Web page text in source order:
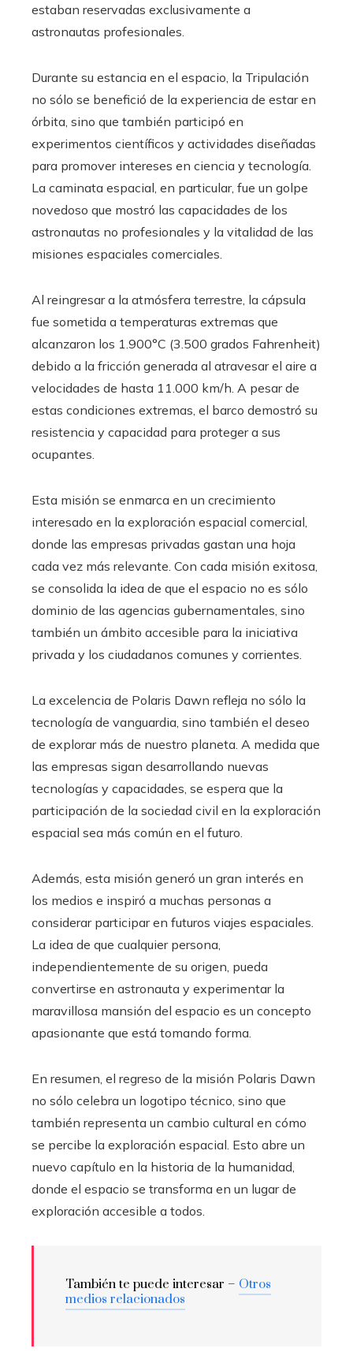
estaban reservadas exclusivamente a
astronautas profesionales.
Durante su estancia en el espacio, la Tripulación
no sólo se benefició de la experiencia de estar en
órbita, sino que también participó en
experimentos científicos y actividades diseñadas
para promover intereses en ciencia y tecnología.
La caminata espacial, en particular, fue un golpe
novedoso que mostró las capacidades de los
astronautas no profesionales y la vitalidad de las
misiones espaciales comerciales.
Al reingresar a la atmósfera terrestre, la cápsula
fue sometida a temperaturas extremas que
alcanzaron los 1.900°C (3.500 grados Fahrenheit)
debido a la fricción generada al atravesar el aire a
velocidades de hasta 11.000 km/h. A pesar de
estas condiciones extremas, el barco demostró su
resistencia y capacidad para proteger a sus
ocupantes.
Esta misión se enmarca en un crecimiento
interesado en la exploración espacial comercial,
donde las empresas privadas gastan una hoja
cada vez más relevante. Con cada misión exitosa,
se consolida la idea de que el espacio no es sólo
dominio de las agencias gubernamentales, sino
también un ámbito accesible para la iniciativa
privada y los ciudadanos comunes y corrientes.
La excelencia de Polaris Dawn refleja no sólo la
tecnología de vanguardia, sino también el deseo
de explorar más de nuestro planeta. A medida que
las empresas sigan desarrollando nuevas
tecnologías y capacidades, se espera que la
participación de la sociedad civil en la exploración
espacial sea más común en el futuro.
Además, esta misión generó un gran interés en
los medios e inspiró a muchas personas a
considerar participar en futuros viajes espaciales.
La idea de que cualquier persona,
independientemente de su origen, pueda
convertirse en astronauta y experimentar la
maravillosa mansión del espacio es un concepto
apasionante que está tomando forma.
En resumen, el regreso de la misión Polaris Dawn
no sólo celebra un logotipo técnico, sino que
también representa un cambio cultural en cómo
se percibe la exploración espacial. Esto abre un
nuevo capítulo en la historia de la humanidad,
donde el espacio se transforma en un lugar de
exploración accesible a todos.
También te puede interesar – Otros
medios relacionados